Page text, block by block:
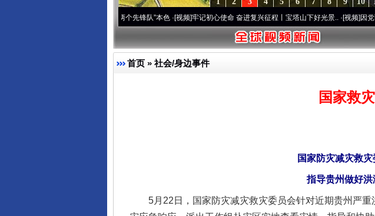
永葆“两个先锋队”本色·[视频]牢记初心使命 奋进复兴征程丨宝塔山下好光景..·[视频]因党而生 为
首页 » 社会/身边事件
国家救
国家防灾减灾救
指导贵州做好
5月22日，国家防灾减灾救灾委员会针对近期贵州严重
完善运行机制助力责任有效落实 一纸欠条
法